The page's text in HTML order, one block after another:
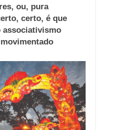
ou, pura
certo, é que
associativismo